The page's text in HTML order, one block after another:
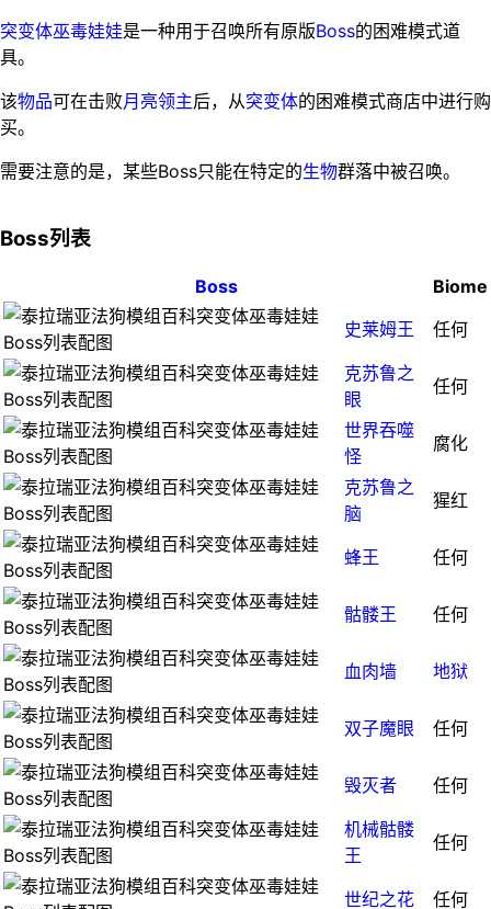
突变体巫毒娃娃是一种用于召唤所有原版Boss的困难模式道
具。
该物品可在击败月亮领主后，从突变体的困难模式商店中进行购
买。
需要注意的是，某些Boss只能在特定的生物群落中被召唤。
Boss列表
Boss
Biome
史莱姆王
任何
克苏鲁之
眼
任何
世界吞噬
怪
腐化
克苏鲁之
脑
猩红
蜂王 任何
骷髅王 任何
血肉墙 地狱
双子魔眼 任何
毁灭者
任何
机械骷髅
王
任何
世纪之花 任何